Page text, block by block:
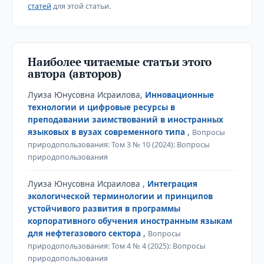
статей для этой статьи.
Наиболее читаемые статьи этого
автора (авторов)
Луиза Юнусовна Исраилова, Инновационные
технологии и цифровые ресурсы в
преподавании заимствований в иностранных
языковых в вузах современного типа , Вопросы
природопользования: Том 3 № 10 (2024): Вопросы
природопользования
Луиза Юнусовна Исраилова , Интеграция
экологической терминологии и принципов
устойчивого развития в программы
корпоративного обучения иностранным языкам
для нефтегазового сектора , Вопросы
природопользования: Том 4 № 4 (2025): Вопросы
природопользования